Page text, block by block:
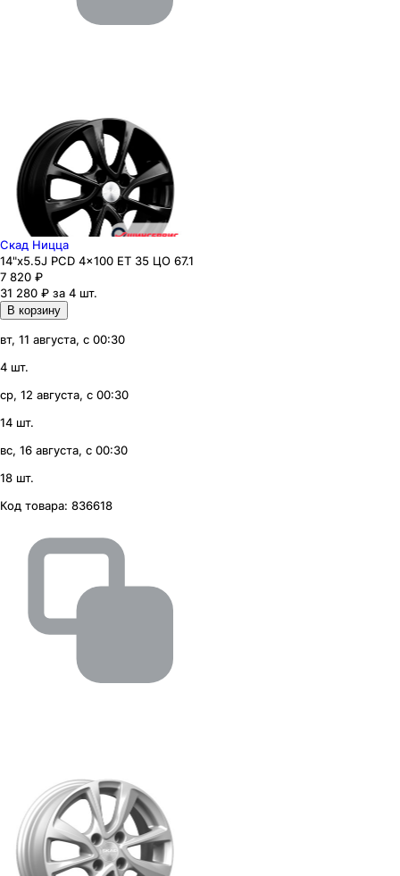
Скад Ницца
14"x5.5J PCD 4x100 ЕТ 35 ЦО 67.1
7 820 ₽
31 280 ₽ за 4 шт.
В корзину
вт, 11 августа, с 00:30
4 шт.
ср, 12 августа, с 00:30
14 шт.
вс, 16 августа, с 00:30
18 шт.
Код товара: 836618